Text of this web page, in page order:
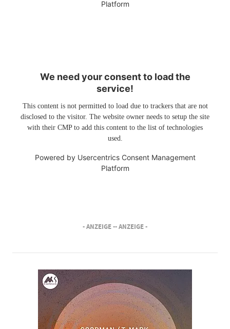
Platform
We need your consent to load the
service!
This content is not permitted to load due to trackers that are not
disclosed to the visitor. The website owner needs to setup the site
with their CMP to add this content to the list of technologies
used.
Powered by Usercentrics Consent Management
Platform
- ANZEIGE -- ANZEIGE -